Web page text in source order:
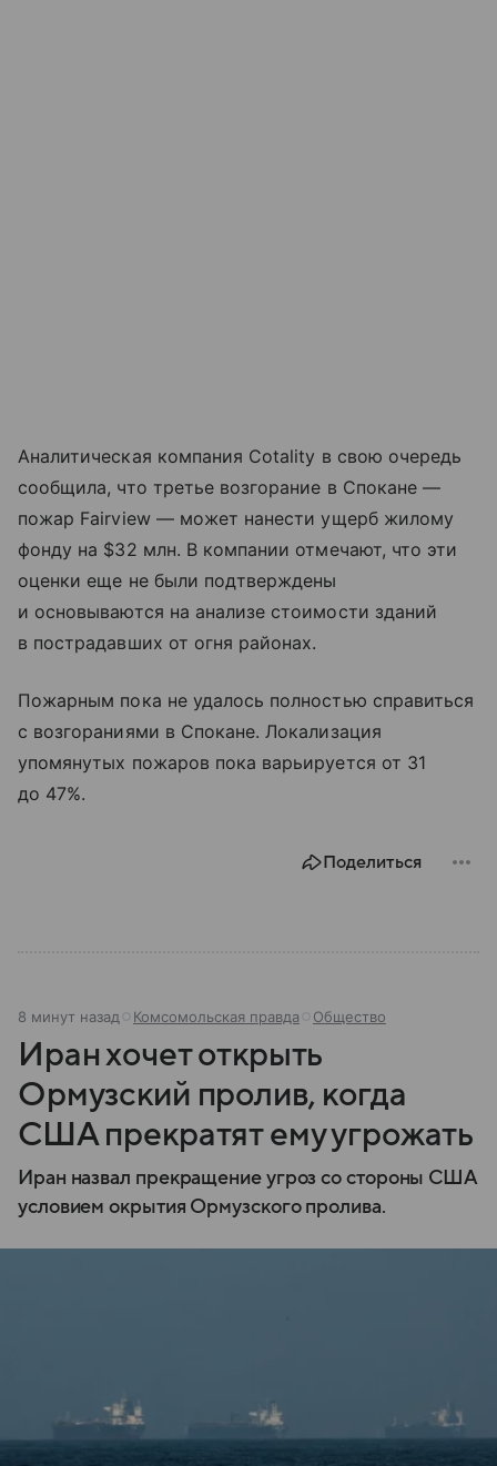
Аналитическая компания Cotality в свою очередь
сообщила, что третье возгорание в Спокане —
пожар Fairview — может нанести ущерб жилому
фонду на $32 млн. В компании отмечают, что эти
оценки еще не были подтверждены
и основываются на анализе стоимости зданий
в пострадавших от огня районах.
Пожарным пока не удалось полностью справиться
с возгораниями в Спокане. Локализация
упомянутых пожаров пока варьируется от 31
до 47%.
Поделиться
8 минут назад Комсомольская правда Общество
Иран хочет открыть
Ормузский пролив, когда
США прекратят ему угрожать
Иран назвал прекращение угроз со стороны США
условием окрытия Ормузского пролива.